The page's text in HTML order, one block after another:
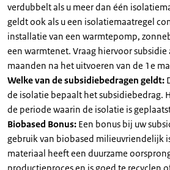
verdubbelt als u meer dan één
geldt ook als u een isolatiemaatregel
installatie van een warmtepomp,
een warmtenet. Vraag hiervoor
maanden na het uitvoeren van de 1e
Welke van de subsidiebedragen geldt:
de isolatie bepaalt het subsidiebedrag.
de periode waarin de isolatie is
Biobased Bonus: Een bonus bij uw
gebruik van biobased milieuvriendelijk
materiaal heeft een duurzame